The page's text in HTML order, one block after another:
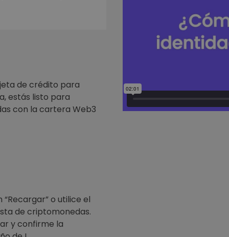
de crédito para
estás listo para
con la cartera Web3
o utilice el
de criptomonedas.
y confirme la